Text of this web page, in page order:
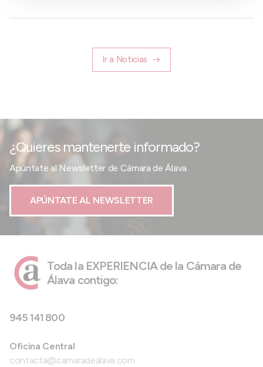
Ir a Noticias
¿Quieres mantenerte informado?
Apúntate al Newsletter de Cámara de Álava.
APÚNTATE AL NEWSLETTER
Toda la EXPERIENCIA de la Cámara de
Álava contigo:
945 141 800
Oficina Central
contacta@camaradealava.com